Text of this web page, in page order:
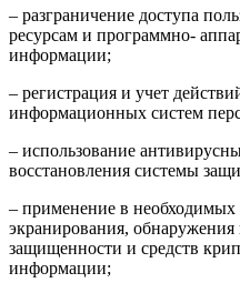
– разграничение доступа
ресурсам и программно-
информации;
– регистрация и учет
информационных систем
– использование
восстановления системы
– применение в необходимых
экранирования, обнаружения
защищенности и средств
информации;